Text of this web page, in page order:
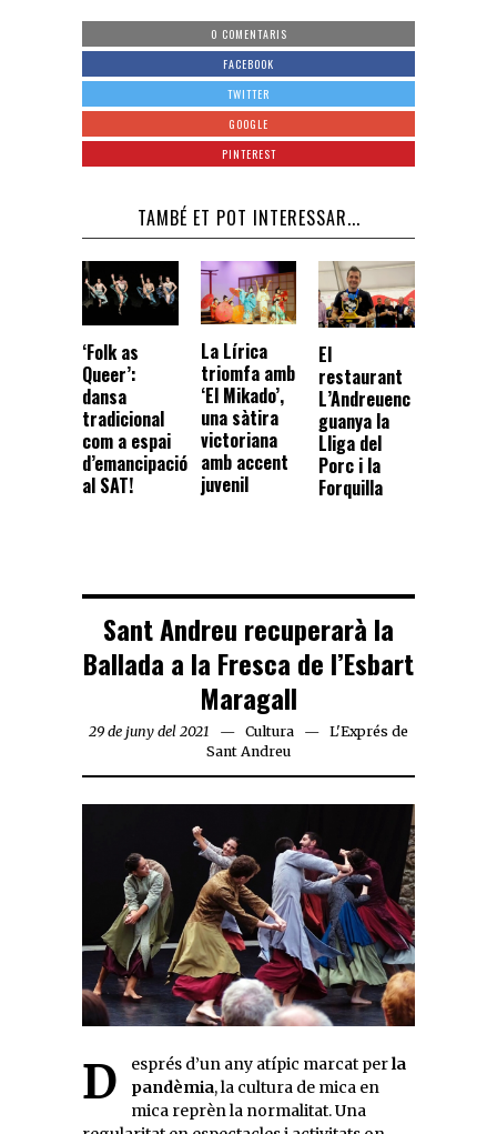
0 COMENTARIS
FACEBOOK
TWITTER
GOOGLE
PINTEREST
TAMBÉ ET POT INTERESSAR...
‘Folk as
Queer’:
dansa
tradicional
com a espai
d’emancipació
al SAT!
La Lírica
triomfa amb
‘El Mikado’,
una sàtira
victoriana
amb accent
juvenil
El
restaurant
L’Andreuenc
guanya la
Lliga del
Porc i la
Forquilla
Sant Andreu recuperarà la
Ballada a la Fresca de l’Esbart
Maragall
29 de juny del 2021 Cultura
L'Exprés de
Sant Andreu
Després d’un any atípic marcat perla
pandèmia, la cultura de mica en
mica reprèn la normalitat. Una